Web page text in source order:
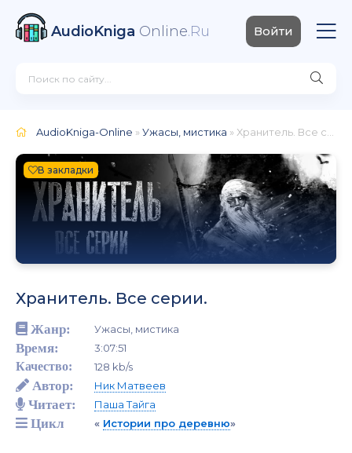
AudioKniga Online.Ru Войти
AudioKniga-Online »Ужасы, мистика » Хранитель. Все серии.
В закладки
Хранитель. Все серии.
Жанр: Ужасы, мистика
Время:
3:07:51
Качество:
128 kb/s
Автор: Ник Матвеев
Читает: Паша Тайга
Цикл « Истории про деревню»